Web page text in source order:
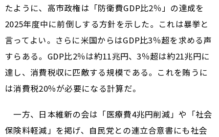
たように、高市政権は「防衛費GDP比2％」の達成を
2025年度中に前倒しする方針を示した。これは暴挙と
言ってよい。さらに米国からはGDP比3％超を求める声
すらある。GDP比2％は約11兆円、3％超は約21兆円に
達し、消費税収に匹敵する規模である。これを賄うに
は消費税20％が必要になる計算だ。
一方、日本維新の会は「医療費4兆円削減」や「社会
保険料軽減」を掲げ、自民党との連立合意書にも社会